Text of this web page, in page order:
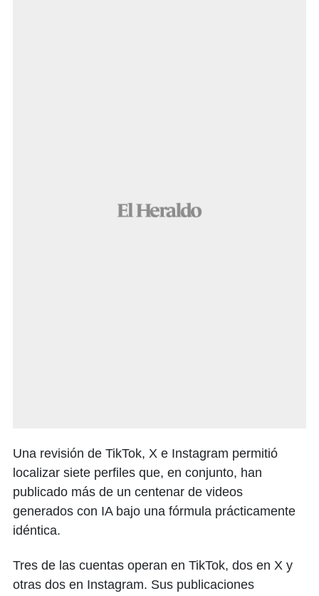
Una revisión de TikTok, X e Instagram permitió
localizar siete perfiles que, en conjunto, han
publicado más de un centenar de videos
generados con IA bajo una fórmula prácticamente
idéntica.
Tres de las cuentas operan en TikTok, dos en X y
otras dos en Instagram. Sus publicaciones